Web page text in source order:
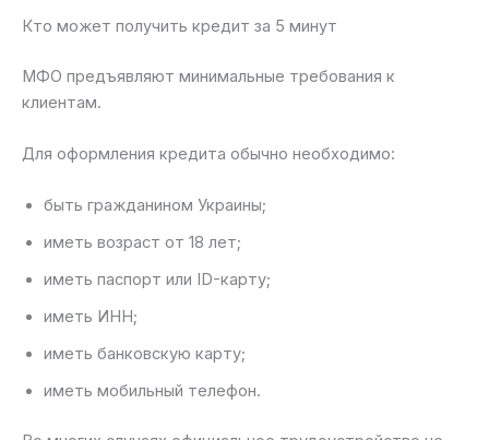
Кто может получить кредит за 5 минут
МФО предъявляют минимальные требования к
клиентам.
Для оформления кредита обычно необходимо:
быть гражданином Украины;
иметь возраст от 18 лет;
иметь паспорт или ID-карту;
иметь ИНН;
иметь банковскую карту;
иметь мобильный телефон.